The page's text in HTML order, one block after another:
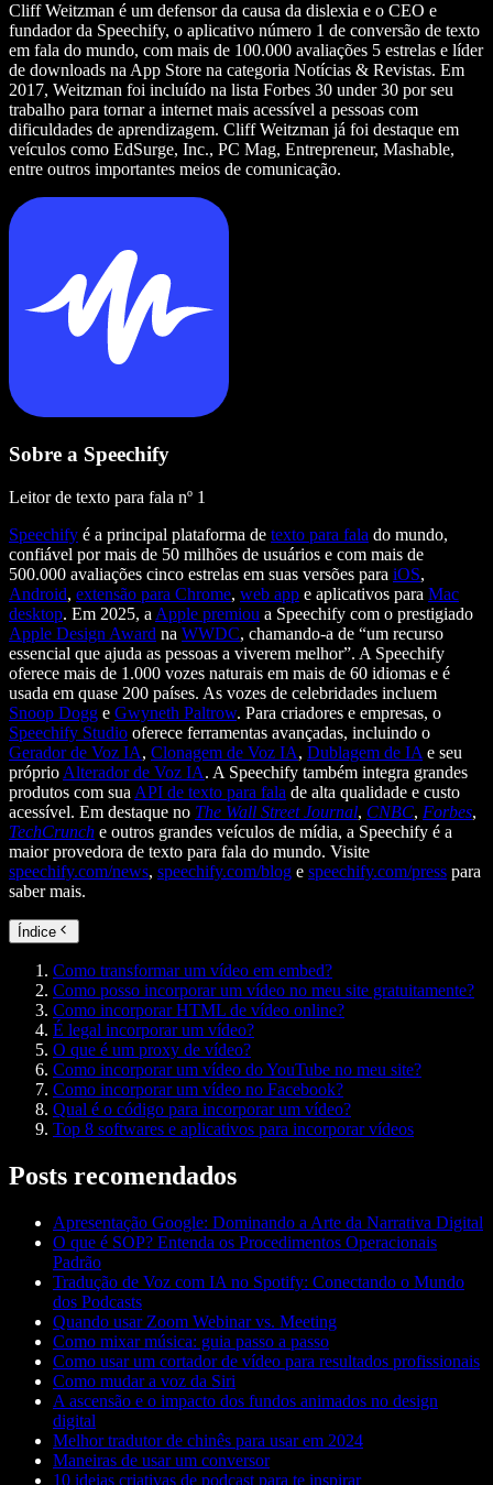
Cliff Weitzman é um defensor da causa da dislexia e o CEO e
fundador da Speechify, o aplicativo número 1 de conversão de texto
em fala do mundo, com mais de 100.000 avaliações 5 estrelas e líder
de downloads na App Store na categoria Notícias & Revistas. Em
2017, Weitzman foi incluído na lista Forbes 30 under 30 por seu
trabalho para tornar a internet mais acessível a pessoas com
dificuldades de aprendizagem. Cliff Weitzman já foi destaque em
veículos como EdSurge, Inc., PC Mag, Entrepreneur, Mashable,
entre outros importantes meios de comunicação.
Sobre a Speechify
Leitor de texto para fala nº 1
Speechify é a principal plataforma de texto para fala do mundo,
confiável por mais de 50 milhões de usuários e com mais de
500.000 avaliações cinco estrelas em suas versões para iOS,
Android, extensão para Chrome, web app e aplicativos para Mac
desktop. Em 2025, a Apple premiou a Speechify com o prestigiado
Apple Design Award na WWDC, chamando-a de “um recurso
essencial que ajuda as pessoas a viverem melhor”. A Speechify
oferece mais de 1.000 vozes naturais em mais de 60 idiomas e é
usada em quase 200 países. As vozes de celebridades incluem
Snoop Dogg e Gwyneth Paltrow. Para criadores e empresas, o
Speechify Studio oferece ferramentas avançadas, incluindo o
Gerador de Voz IA, Clonagem de Voz IA, Dublagem de IA e seu
próprio Alterador de Voz IA. A Speechify também integra grandes
produtos com sua API de texto para fala de alta qualidade e custo
acessível. Em destaque no The Wall Street Journal, CNBC, Forbes,
TechCrunch e outros grandes veículos de mídia, a Speechify é a
maior provedora de texto para fala do mundo. Visite
speechify.com/news, speechify.com/blog e speechify.com/press para
saber mais.
Índice
Como transformar um vídeo em embed?
Como posso incorporar um vídeo no meu site gratuitamente?
Como incorporar HTML de vídeo online?
É legal incorporar um vídeo?
O que é um proxy de vídeo?
Como incorporar um vídeo do YouTube no meu site?
Como incorporar um vídeo no Facebook?
Qual é o código para incorporar um vídeo?
Top 8 softwares e aplicativos para incorporar vídeos
Posts recomendados
Apresentação Google: Dominando a Arte da Narrativa Digital
O que é SOP? Entenda os Procedimentos Operacionais
Padrão
Tradução de Voz com IA no Spotify: Conectando o Mundo
dos Podcasts
Quando usar Zoom Webinar vs. Meeting
Como mixar música: guia passo a passo
Como usar um cortador de vídeo para resultados profissionais
Como mudar a voz da Siri
A ascensão e o impacto dos fundos animados no design
digital
Melhor tradutor de chinês para usar em 2024
Maneiras de usar um conversor
10 ideias criativas de podcast para te inspirar